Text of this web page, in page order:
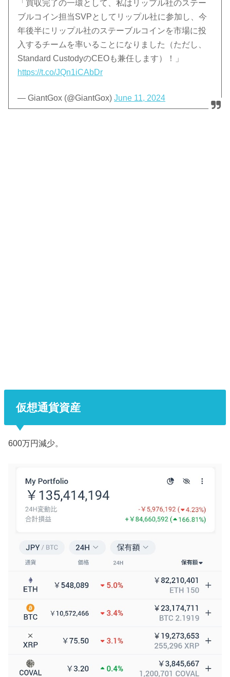
「買収完了の一環として、私はリップル社のステー
ブルコイン担当SVPとしてリップル社に参加し、今
年後半にリップル社のステーブルコインを市場に投
入するチームを率いることになりました（ただし、
Standard CustodyのCEOも兼任します）！」
https://t.co/JQn1iCAbDr
— GiantGox (@GiantGox)June 11, 2024
仮想通貨資産
600万円減少。